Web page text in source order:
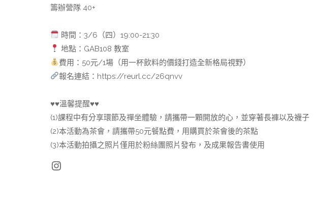
籌辦營隊 40+
時間：3/6（四）19:00-21:30
地點：GAB108 教室
費用：50元/1場（用一杯飲料的價錢打造全新格局視野）
報名連結：https://reurl.cc/26qnvv
♥️♥️溫馨提醒♥️♥️
(1)課程中有分享環節及禪坐體驗，請攜帶一顆開放的心，並穿著長褲以及襪子
(2)本活動為茶會，請攜帶50元餐點費，用購買於茶會後的茶點
(3)本活動拍攝之照片僅用於粉絲團照片發布，及成果報告書使用
Instagram